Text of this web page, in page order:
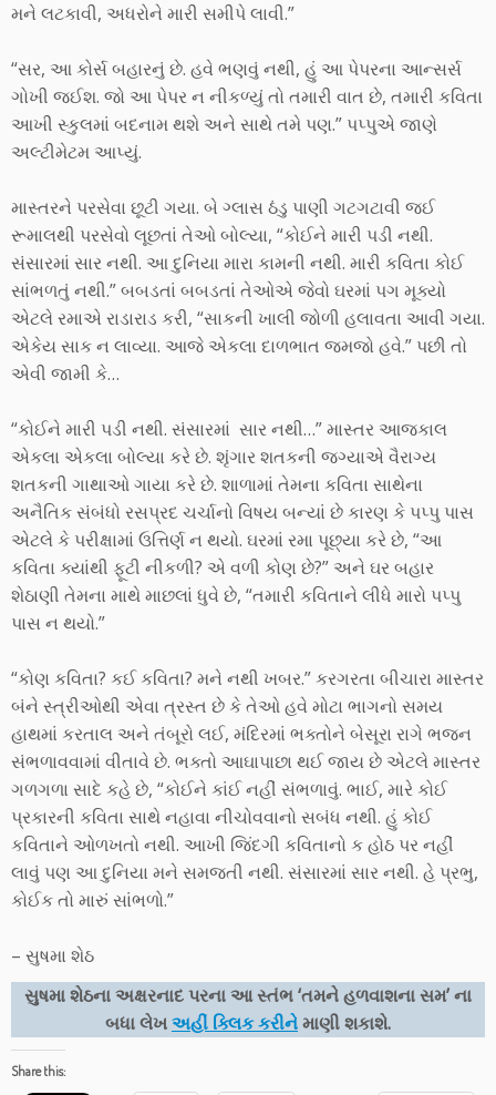
મને લટકાવી, અધરોને મારી સમીપે લાવી.”
“સર, આ કોર્સ બહારનું છે. હવે ભણવું નથી, હું આ પેપરના આન્સર્સ
ગોખી જઈશ. જો આ પેપર ન નીકળ્યું તો તમારી વાત છે, તમારી કવિતા
આખી સ્કુલમાં બદનામ થશે અને સાથે તમે પણ.” પપ્પુએ જાણે
અલ્ટીમેટમ આપ્યું.
માસ્તરને પરસેવા છૂટી ગયા. બે ગ્લાસ ઠંડુ પાણી ગટગટાવી જઈ
રૂમાલથી પરસેવો લૂછતાં તેઓ બોલ્યા, “કોઈને મારી પડી નથી.
સંસારમાં સાર નથી. આ દુનિયા મારા કામની નથી. મારી કવિતા કોઈ
સાંભળતું નથી.” બબડતાં બબડતાં તેઓએ જેવો ઘરમાં પગ મૂક્યો
એટલે રમાએ રાડારાડ કરી, “સાકની ખાલી જોળી હલાવતા આવી ગયા.
એકેય સાક ન લાવ્યા. આજે એકલા દાળભાત જમજો હવે.” પછી તો
એવી જામી કે…
“કોઈને મારી પડી નથી. સંસારમાં સાર નથી…” માસ્તર આજકાલ
એકલા એકલા બોલ્યા કરે છે. શૃંગાર શતકની જગ્યાએ વૈરાગ્ય
શતકની ગાથાઓ ગાયા કરે છે. શાળામાં તેમના કવિતા સાથેના
અનૈતિક સંબંધો રસપ્રદ ચર્ચાનો વિષય બન્યાં છે કારણ કે પપ્પુ પાસ
એટલે કે પરીક્ષામાં ઉત્તિર્ણ ન થયો. ઘરમાં રમા પૂછ્યા કરે છે, “આ
કવિતા ક્યાંથી ફૂટી નીકળી? એ વળી કોણ છે?” અને ઘર બહાર
શેઠાણી તેમના માથે માછલાં ધુવે છે, “તમારી કવિતાને લીધે મારો પપ્પુ
પાસ ન થયો.”
“કોણ કવિતા? કઈ કવિતા? મને નથી ખબર.” કરગરતા બીચારા માસ્તર
બંને સ્ત્રીઓથી એવા ત્રસ્ત છે કે તેઓ હવે મોટા ભાગનો સમય
હાથમાં કરતાલ અને તંબૂરો લઈ, મંદિરમાં ભક્તોને બેસૂરા રાગે ભજન
સંભળાવવામાં વીતાવે છે. ભક્તો આઘાપાછા થઈ જાય છે એટલે માસ્તર
ગળગળા સાદે કહે છે, “કોઈને કાંઈ નહીં સંભળાવું. ભાઈ, મારે કોઈ
પ્રકારની કવિતા સાથે નહાવા નીચોવવાનો સબંધ નથી. હું કોઈ
કવિતાને ઓળખતો નથી. આખી જિંદગી કવિતાનો ક હોઠ પર નહીં
લાવું પણ આ દુનિયા મને સમજતી નથી. સંસારમાં સાર નથી. હે પ્રભુ,
કોઈક તો મારું સાંભળો.”
– સુષમા શેઠ
સુષમા શેઠના અક્ષરનાદ પરના આ સ્તંભ ‘તમને હળવાશના સમ’ ના
બધા લેખઅહીં ક્લિક કરીનેમાણી શકાશે.
Share this: